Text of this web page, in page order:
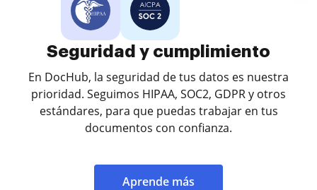
Seguridad y cumplimiento
En DocHub, la seguridad de tus datos es nuestra
prioridad. Seguimos HIPAA, SOC2, GDPR y otros
estándares, para que puedas trabajar en tus
documentos con confianza.
Aprende más